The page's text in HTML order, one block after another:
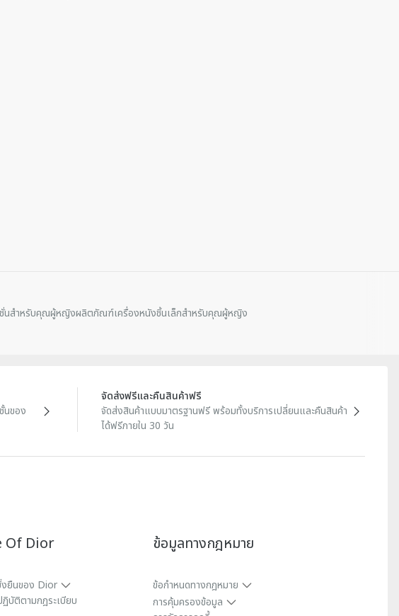
ะช่วยเพิ่มความสง่างามให้กับลุคแบบแคชชวลได้อย่างลงตัว
กอบหลัก: หนังลูกวัวแบบหนังกลับ
นสำหรับคุณผู้หญิงผลิตภัณฑ์เครื่องหนังชิ้นเล็กสําหรับคุณผู้หญิง
นของ
จัดส่งฟรีและคืนสินค้าฟรี
จัดส่งสินค้าแบบมาตรฐานฟรี พร้อมทั้งบริการเปลี่ยนและคืนสินค้า
ได้ฟรีภายใน 30 วัน
Of Dior
งยืนของ Dior
บัติตามกฎระเบียบ
ข้อมูลทางกฎหมาย
ข้อกําหนดทางกฎหมาย
การคุ้มครองข้อมูล